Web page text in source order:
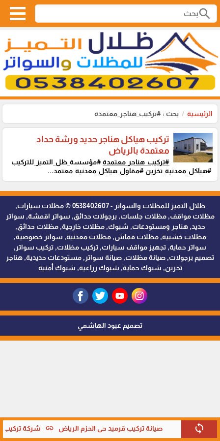
search
الرئيسية بحث : #تركيب_هناجر_معتمدة
sync صيانة تركيب قرميد حي الحزم الرياض link شركة تركيب
تركيب هياكل هناجر حديد ورشة حداد
معتمدة بالرياض
#تركيب_هناجر_معتمدة#مؤسسة_ظل_التميز_للتركيب
#هياكل_معدنية_تخزين #مقاول_هياكل_معدنية_معتمد...
ظلال التميز للمظلات والسواتر - 0538402607 © مظلات سيارات,
مظلات مواقف, مظلات جلسات, برجولات حدائق, سواتر اقمشة, سواتر
حديد, هناجر ومستودعات, شبوك, مظلات خارجية, مظلات حدائق,
مظلات خشبية, مظلات قماش, مظلات معدنية, سواتر خصوصية,
سواتر حماية, تجهيز مواقف سيارات, تركيب مظلات, تركيب سواتر,
تصميم برجولات, صيانة مظلات, صيانة سواتر, مستودعات حديدية, هناجر
تخزين, شبوك حماية, شبوك زراعية, شبوك أمنية
تصميم عبود الهاشمي